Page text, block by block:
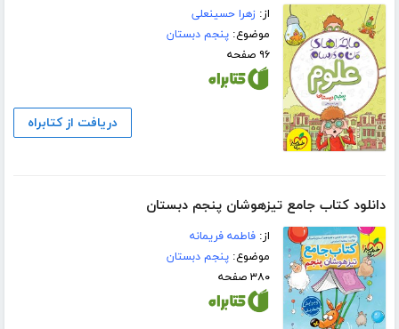
از:زهرا حسینعلی
موضوع:پنجم دبستان
۹۶ صفحه
دریافت از کتابراه
دانلود کتاب جامع تیزهوشان پنجم دبستان
از:فاطمه فریمانه
موضوع:پنجم دبستان
۳۸۰ صفحه